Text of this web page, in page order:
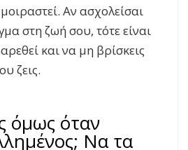
Αν ασχολείσαι
στη ζωή σου, τότε είναι
και να μη βρίσκεις
ζεις.
όμως όταν
Να τα